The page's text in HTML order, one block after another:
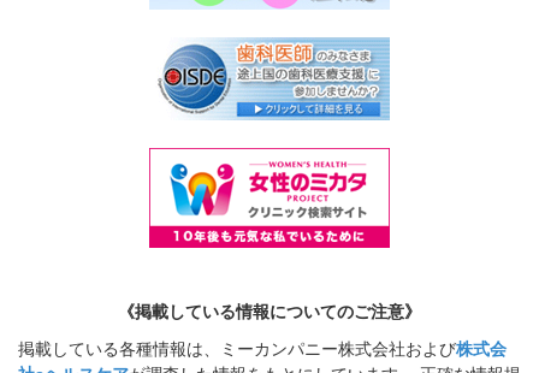
《掲載している情報についてのご注意》
掲載している各種情報は、ミーカンパニー株式会社および株式会